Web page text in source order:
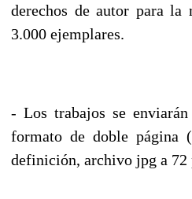
derechos de autor para la
3.000 ejemplares.
- Los trabajos se
formato de doble página
definición, archivo jpg a 72